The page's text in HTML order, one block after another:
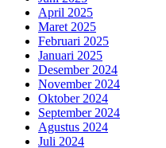
April 2025
Maret 2025
Februari 2025
Januari 2025
Desember 2024
November 2024
Oktober 2024
September 2024
Agustus 2024
Juli 2024